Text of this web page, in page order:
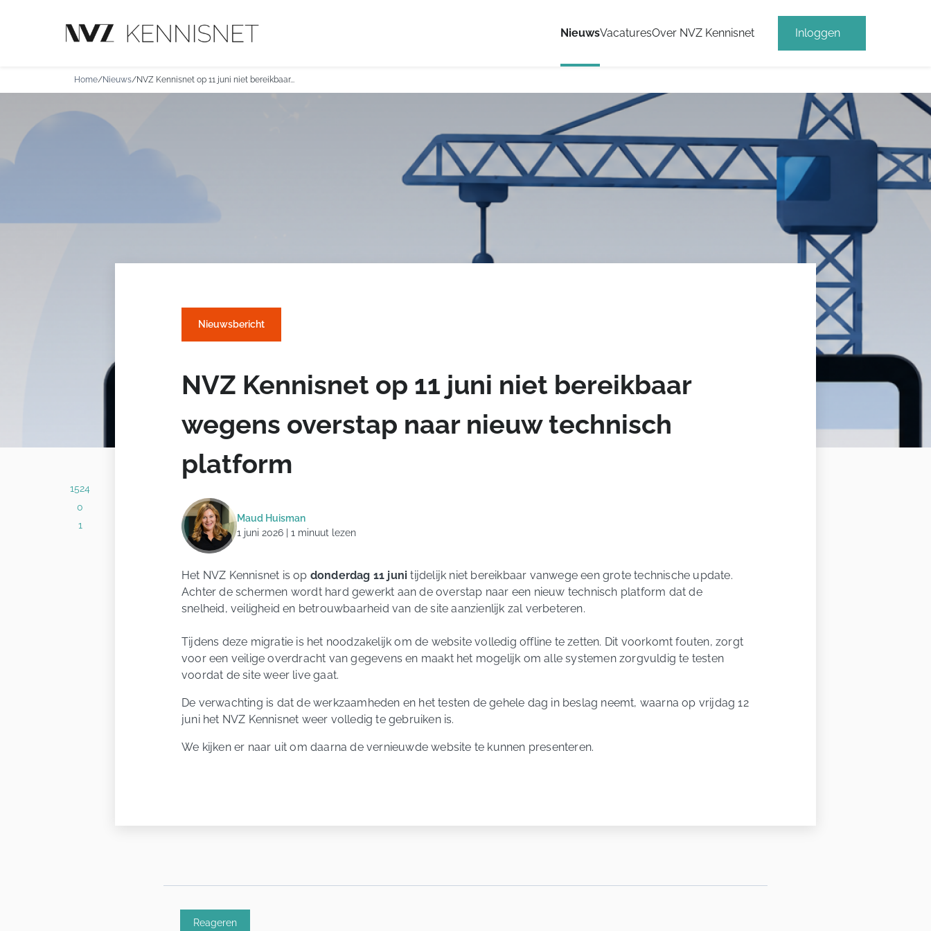
NieuwsVacaturesOver NVZ Kennisnet Inloggen
Home/Nieuws/NVZ Kennisnet op 11 juni niet bereikbaar...
Nieuwsbericht
NVZ Kennisnet op 11 juni niet bereikbaar
wegens overstap naar nieuw technisch
platform
Maud Huisman
1 juni 2026 | 1 minuut lezen
Het NVZ Kennisnet is op donderdag 11 juni tijdelijk niet bereikbaar vanwege een grote technische update.
Achter de schermen wordt hard gewerkt aan de overstap naar een nieuw technisch platform dat de
snelheid, veiligheid en betrouwbaarheid van de site aanzienlijk zal verbeteren.
Tijdens deze migratie is het noodzakelijk om de website volledig offline te zetten. Dit voorkomt fouten, zorgt
voor een veilige overdracht van gegevens en maakt het mogelijk om alle systemen zorgvuldig te testen
voordat de site weer live gaat.
De verwachting is dat de werkzaamheden en het testen de gehele dag in beslag neemt, waarna op vrijdag 12
juni het NVZ Kennisnet weer volledig te gebruiken is.
We kijken er naar uit om daarna de vernieuwde website te kunnen presenteren.
1524
0
1
Reageren